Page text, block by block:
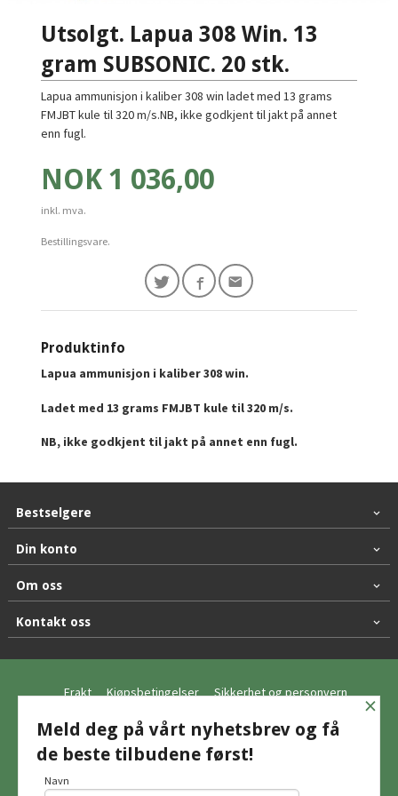
Utsolgt. Lapua 308 Win. 13
gram SUBSONIC. 20 stk.
Lapua ammunisjon i kaliber 308 win ladet med 13 grams
FMJBT kule til 320 m/s.NB, ikke godkjent til jakt på annet
enn fugl.
Pris
NOK 1 036,00
inkl. mva.
Bestillingsvare.
Produktinfo
Lapua ammunisjon i kaliber 308 win.
Ladet med 13 grams FMJBT kule til 320 m/s.
NB, ikke godkjent til jakt på annet enn fugl.
Bestselgere
Din konto
Om oss
Kontakt oss
Frakt Kjøpsbetingelser Sikkerhet og personvern
Nyhetsbrev
© Hagemo Jakt og Friluft AS
×
Meld deg på vårt nyhetsbrev og få
de beste tilbudene først!
Navn